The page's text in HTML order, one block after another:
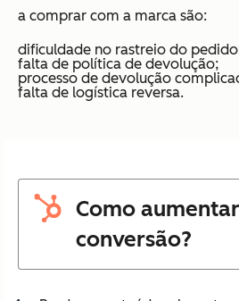
a comprar com a marca são:
dificuldade no rastreio do
falta de política de devolução;
processo de devolução
falta de logística reversa.
Como
conversão?